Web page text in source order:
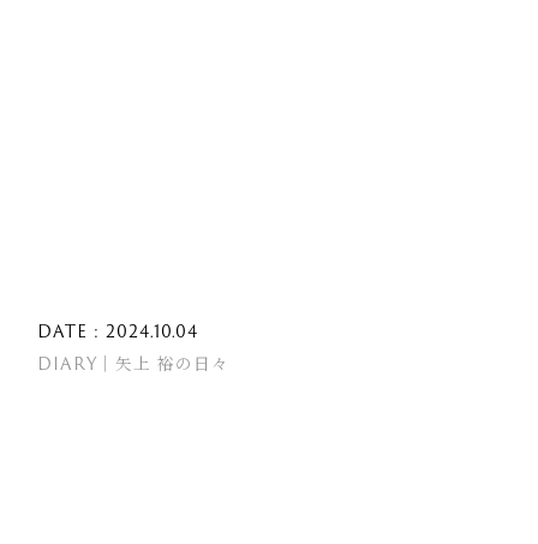
DATE : 2024.10.04
DIARY｜矢上 裕の日々